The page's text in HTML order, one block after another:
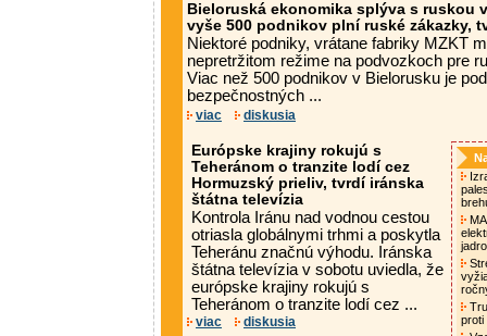
Bieloruská ekonomika splýva s ruskou
vyše 500 podnikov plní ruské zákazky,
Niektoré podniky, vrátane fabriky MZKT
nepretržitom režime na podvozkoch pre
Viac než 500 podnikov v Bielorusku je
bezpečnostných ...
viac diskusia
Európske krajiny rokujú s
Teheránom o tranzite lodí cez
Hormuzský prieliv, tvrdí iránska
štátna televízia
Kontrola Iránu nad vodnou cestou
otriasla globálnymi trhmi a poskytla
Teheránu značnú výhodu. Iránska
štátna televízia v sobotu uviedla, že
európske krajiny rokujú s
Teheránom o tranzite lodí cez ...
viac diskusia
proti